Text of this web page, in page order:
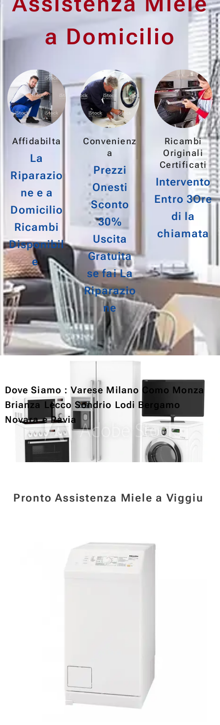
a Domicilio
Affidabilta
La
Riparazio
ne e a
Domicilio
Ricambi
Disponibil
e
Convenienz
a
Prezzi
Onesti
Sconto
30%
Uscita
Gratuita
sefai La
Riparazio
ne
Ricambi
Originali
Certificati
Intervento
Entro 3Ore
di la
chiamata
Dove Siamo : Varese Milano Como Monza
Brianza Lecco Sondrio Lodi Bergamo
Novara e Pavia
Pronto Assistenza Miele a Viggiu